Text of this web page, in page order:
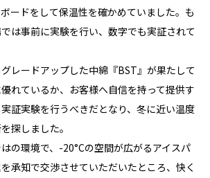
ードをして保温性を確かめていました。も
は事前に実験を行い、数字でも実証されて
レードアップした中綿『BST』が果たして
れているか、お客様へ自信を持って提供す
証実験を行うべきだとなり、冬に近い温度
探しました。
の環境で、-20°Cの空間が広がるアイスパ
承知で交渉させていただいたところ、快く